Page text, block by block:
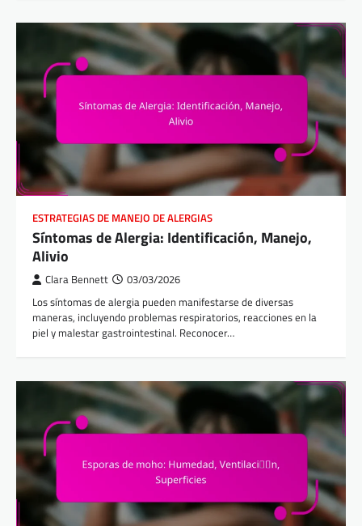
ESTRATEGIAS DE MANEJO DE ALERGIAS
Síntomas de Alergia: Identificación, Manejo,
Alivio
Clara Bennett 03/03/2026
Los síntomas de alergia pueden manifestarse de diversas
maneras, incluyendo problemas respiratorios, reacciones en la
piel y malestar gastrointestinal. Reconocer…